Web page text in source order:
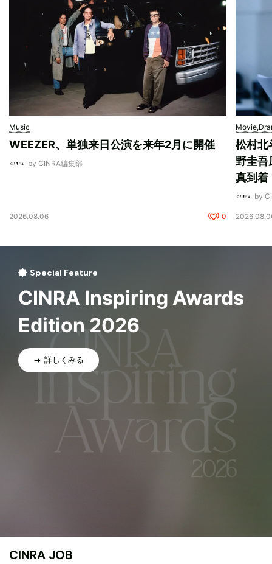
Music
WEEZER、単独来日公演を来年2月に開催
by CINRA編集部
2026.08.06 0
松村北
野圭吾
真到着
by
Special Feature
CINRA Inspiring Awards
Edition 2026
詳しくみる
CINRA JOB